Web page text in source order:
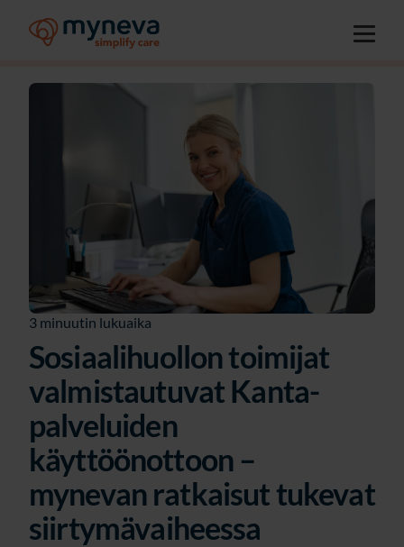
3 minuutin lukuaika
Sosiaalihuollon toimijat
valmistautuvat Kanta-
palveluiden
käyttöönottoon –
mynevan ratkaisut tukevat
siirtymävaiheessa